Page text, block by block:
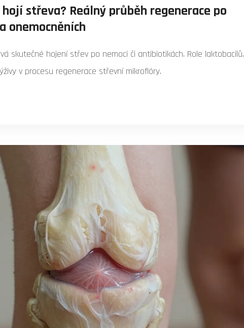
střeva? Reálný průběh regenerace po
onemocněních
skutečné hojení střev po nemoci či antibiotikách. Role laktobacilů,
v procesu regenerace střevní mikroflóry.